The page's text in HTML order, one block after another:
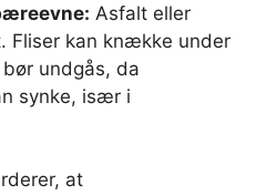
Asfalt eller
Fliser kan knække under
undgås, da
synke, især i
at